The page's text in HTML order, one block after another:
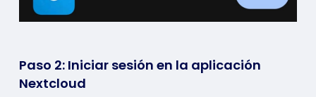
Paso 2: Iniciar sesión en la aplicación
Nextcloud